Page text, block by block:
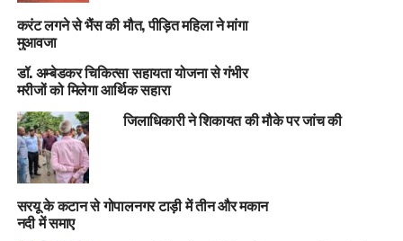
करंट लगने से भैंस की मौत, पीड़ित महिला ने मांगा
मुआवजा
डॉ. अम्बेडकर चिकित्सा सहायता योजना से गंभीर
मरीजों को मिलेगा आर्थिक सहारा
जिलाधिकारी ने शिकायत की मौके पर जांच की
सरयू के कटान से गोपालनगर टाड़ी में तीन और मकान
नदी में समाए